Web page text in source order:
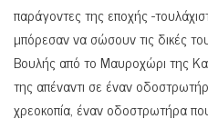
παράγοντες της εποχής -
μπόρεσαν να σώσουν τις δικές
Βουλής από το Μαυροχώρι της
της απέναντι σε έναν
χρεοκοπία, έναν οδοστρωτήρα